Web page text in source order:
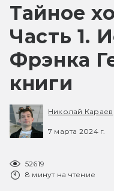
Тайное
Часть 1.
Фрэнка
книги
Николай Караев
7 марта 2024 г.
52619
8 минут на чтение